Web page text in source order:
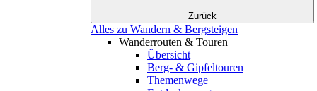
Zurück
Alles zu Wandern & Bergsteigen
Wanderrouten & Touren
Übersicht
Berg- & Gipfeltouren
Themenwege